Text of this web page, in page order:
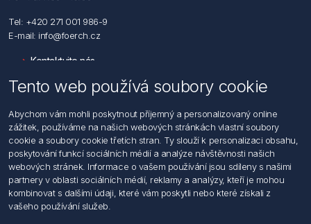
Tel: +420 271 001 986-9
E-mail: info@foerch.cz
Kontaktujte nás
Hledat
Dodržování předpisů
Zásady zpracování osobních údajů fyzických osob
Podmínky zasílání elektronických dokumentu
Všeobecné dodací a obchodní podmínky
Informace o nakládaní s elektroodpadem
Tento web používá soubory cookie
Abychom vám mohli poskytnout příjemný a personalizovaný online
zážitek, používáme na našich webových stránkách vlastní soubory
cookie a soubory cookie třetích stran. Ty slouží k personalizaci obsahu,
poskytování funkcí sociálních médií a analýze návštěvnosti našich
webových stránek. Informace o vašem používání jsou sdíleny s našimi
partnery v oblasti sociálních médií, reklamy a analýzy, kteří je mohou
kombinovat s dalšími údaji, které vám poskytli nebo které získali z
vašeho používání služeb.